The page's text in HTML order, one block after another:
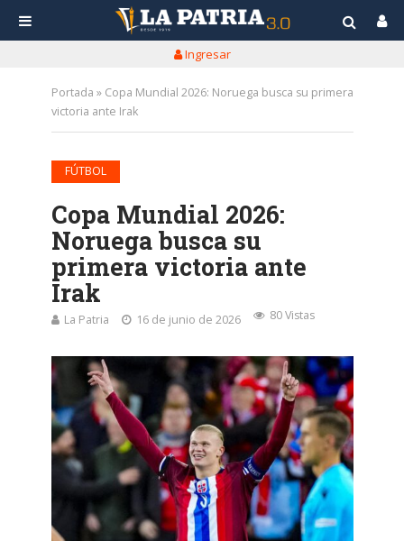
Ingresar
Portada » Copa Mundial 2026: Noruega busca su primera
victoria ante Irak
FÚTBOL
Copa Mundial 2026:
Noruega busca su
primera victoria ante
Irak
La Patria 16 de junio de 2026 80 Vistas